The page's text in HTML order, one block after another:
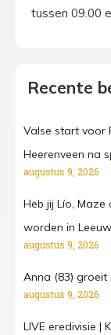
tussen 09.00
Recente
Valse start voor
Heerenveen na
augustus 9, 2026
Heb jij Lío,
worden in
augustus 9, 2026
Anna (83) groeit
augustus 9, 2026
LIVE eredivisie |